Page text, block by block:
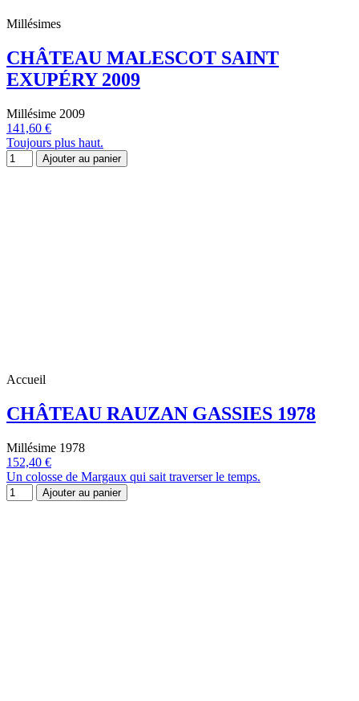
Millésimes
CHÂTEAU MALESCOT SAINT
EXUPÉRY 2009
Millésime 2009
141,60 €
Toujours plus haut.
Ajouter au panier
Accueil
CHÂTEAU RAUZAN GASSIES 1978
Millésime 1978
152,40 €
Un colosse de Margaux qui sait traverser le temps.
Ajouter au panier